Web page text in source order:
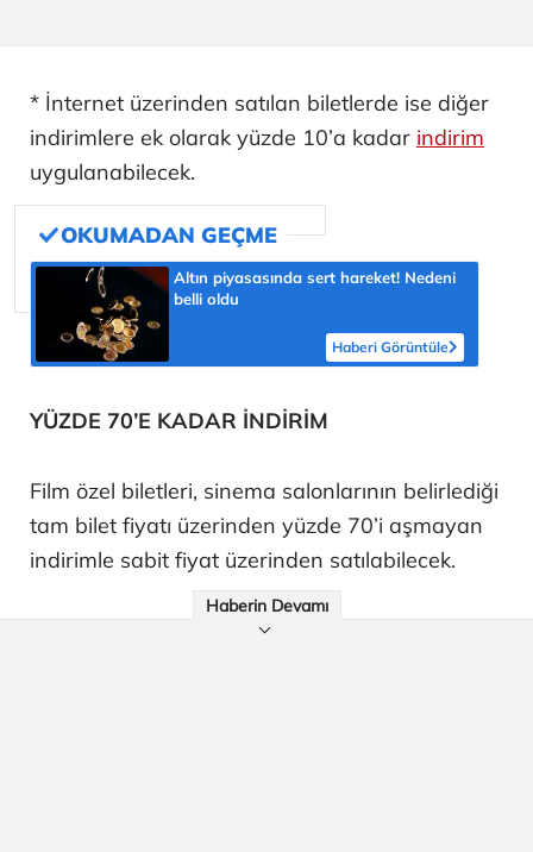
* İnternet üzerinden satılan biletlerde ise diğer
indirimlere ek olarak yüzde 10’a kadar indirim
uygulanabilecek.
Altın piyasasında sert hareket! Nedeni
belli oldu
Haberi Görüntüle
YÜZDE 70’E KADAR İNDİRİM
Film özel biletleri, sinema salonlarının belirlediği
tam bilet fiyatı üzerinden yüzde 70’i aşmayan
indirimle sabit fiyat üzerinden satılabilecek.
Haberin Devamı